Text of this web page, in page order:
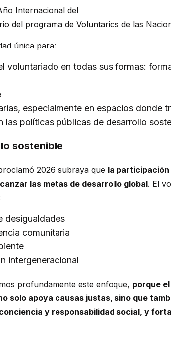
Internacional del
del programa de Voluntarios de las
única para:
voluntariado en todas sus formas:
especialmente en espacios donde
las políticas públicas de desarrollo
sostenible
2026 subraya que la
las metas de desarrollo global. El
desigualdades
comunitaria
intergeneracional
profundamente este enfoque, porque
solo apoya causas justas, sino que
y responsabilidad social, y